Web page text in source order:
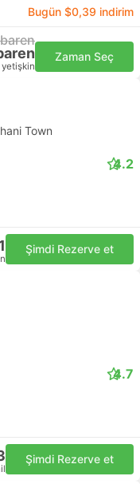
Bugün $0,39 indirim
Zaman Seç
Town
4.2
Şimdi Rezerve et
4.7
Şimdi Rezerve et